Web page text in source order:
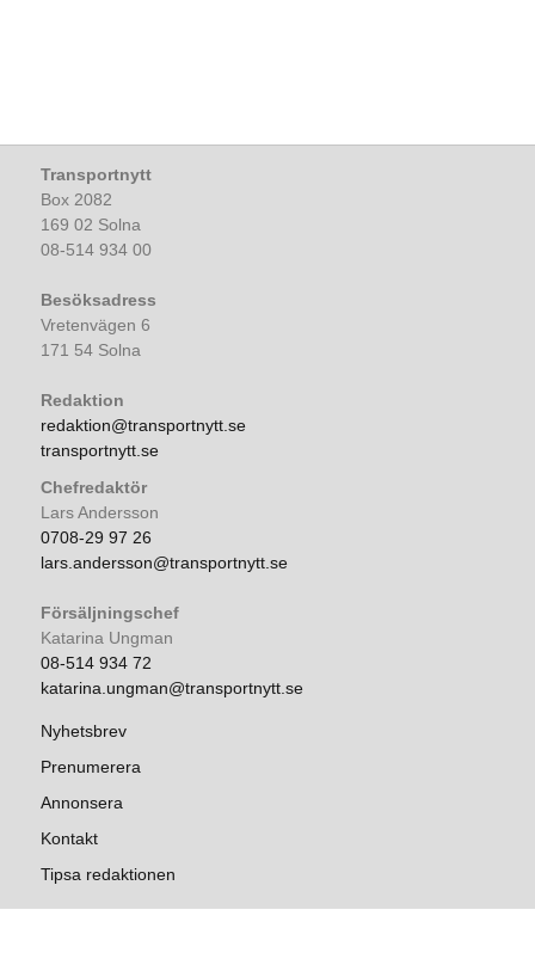
Transportnytt
Box 2082
169 02 Solna
08-514 934 00
Besöksadress
Vretenvägen 6
171 54 Solna
Redaktion
redaktion@transportnytt.se
transportnytt.se
Chefredaktör
Lars Andersson
0708-29 97 26
lars.andersson@transportnytt.se
Försäljningschef
Katarina Ungman
08-514 934 72
katarina.ungman@transportnytt.se
Nyhetsbrev
Prenumerera
Annonsera
Kontakt
Tipsa redaktionen